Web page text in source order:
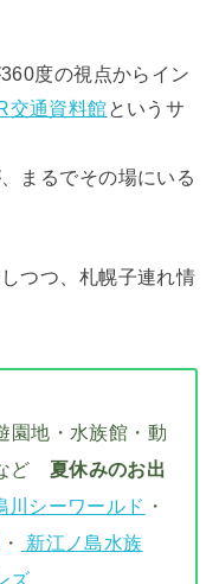
度の視点からイン
交通資料館というサ
まるでその場にいる
つつ、札幌子連れ情
園地・水族館・動
ど 夏休みのお出
川シーワールド ・
・
新江ノ島水族
ズ